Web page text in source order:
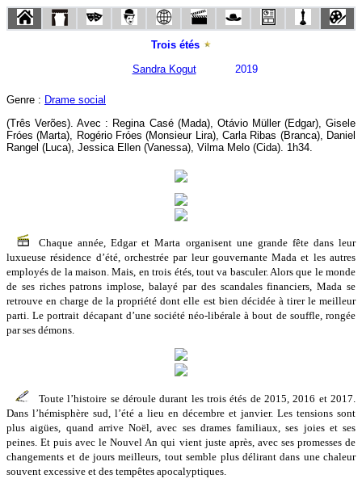
Trois étés
Sandra Kogut
2019
Genre : Drame social
(Três Verões). Avec : Regina Casé (Mada), Otávio Müller (Edgar), Gisele
Fróes (Marta), Rogério Fróes (Monsieur Lira), Carla Ribas (Branca), Daniel
Rangel (Luca), Jessica Ellen (Vanessa), Vilma Melo (Cida). 1h34.
Chaque année, Edgar et Marta organisent une grande fête dans leur
luxueuse résidence d’été, orchestrée par leur gouvernante Mada et les autres
employés de la maison. Mais, en trois étés, tout va basculer. Alors que le monde
de ses riches patrons implose, balayé par des scandales financiers, Mada se
retrouve en charge de la propriété dont elle est bien décidée à tirer le meilleur
parti. Le portrait décapant d’une société néo-libérale à bout de souffle, rongée
par ses démons.
Toute l’histoire se déroule durant les trois étés de 2015, 2016 et 2017.
Dans l’hémisphère sud, l’été a lieu en décembre et janvier. Les tensions sont
plus aigües, quand arrive Noël, avec ses drames familiaux, ses joies et ses
peines. Et puis avec le Nouvel An qui vient juste après, avec ses promesses de
changements et de jours meilleurs, tout semble plus délirant dans une chaleur
souvent excessive et des tempêtes apocalyptiques.